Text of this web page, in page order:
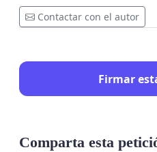
Contactar con el autor
Firmar
Comparta esta